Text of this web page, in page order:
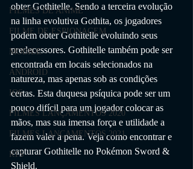
FILMES DE ANIME
FILME DE ESPIONAGEM
MOBILE
ANDROID
IOS
FILMES LANÇAMENTOS 2020
FILMES LANÇAMENTOS 2021
RTS
obter Gothitelle. Sendo a terceira evolução
na linha evolutiva Gothita, os jogadores
podem obter Gothitelle evoluindo seus
predecessores. Gothitelle também pode ser
encontrada em locais selecionados na
natureza, mas apenas sob as condições
certas. Esta duquesa psíquica pode ser um
pouco difícil para um jogador colocar as
mãos, mas sua imensa força e utilidade a
fazem valer a pena. Veja como encontrar e
capturar Gothitelle no Pokémon Sword &
Shield.